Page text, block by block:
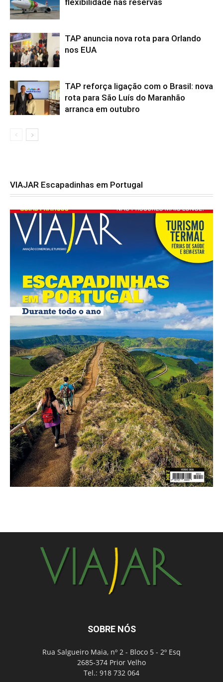
TAP anuncia nova rota para Orlando
nos EUA
TAP reforça ligação com o Brasil: nova
rota para São Luís do Maranhão
arranca em outubro
VIAJAR Escapadinhas em Portugal
SOBRE NÓS
Rua Salgueiro Maia, nº 2 - Bloco 5 - 2º Esq
2685-374 Prior Velho
Tel.: 918 732 064